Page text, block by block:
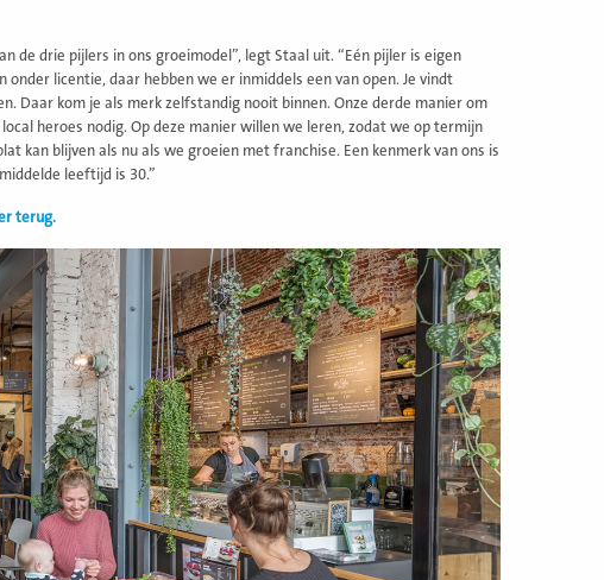
de drie pijlers in ons groeimodel”, legt Staal uit. “Eén pijler is eigen
licentie, daar hebben we er inmiddels een van open. Je vindt
Daar kom je als merk zelfstandig nooit binnen. Onze derde manier om
heroes nodig. Op deze manier willen we leren, zodat we op termijn
kan blijven als nu als we groeien met franchise. Een kenmerk van ons is
leeftijd is 30.”
terug.